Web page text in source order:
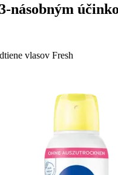
násobným
vlasov Fresh